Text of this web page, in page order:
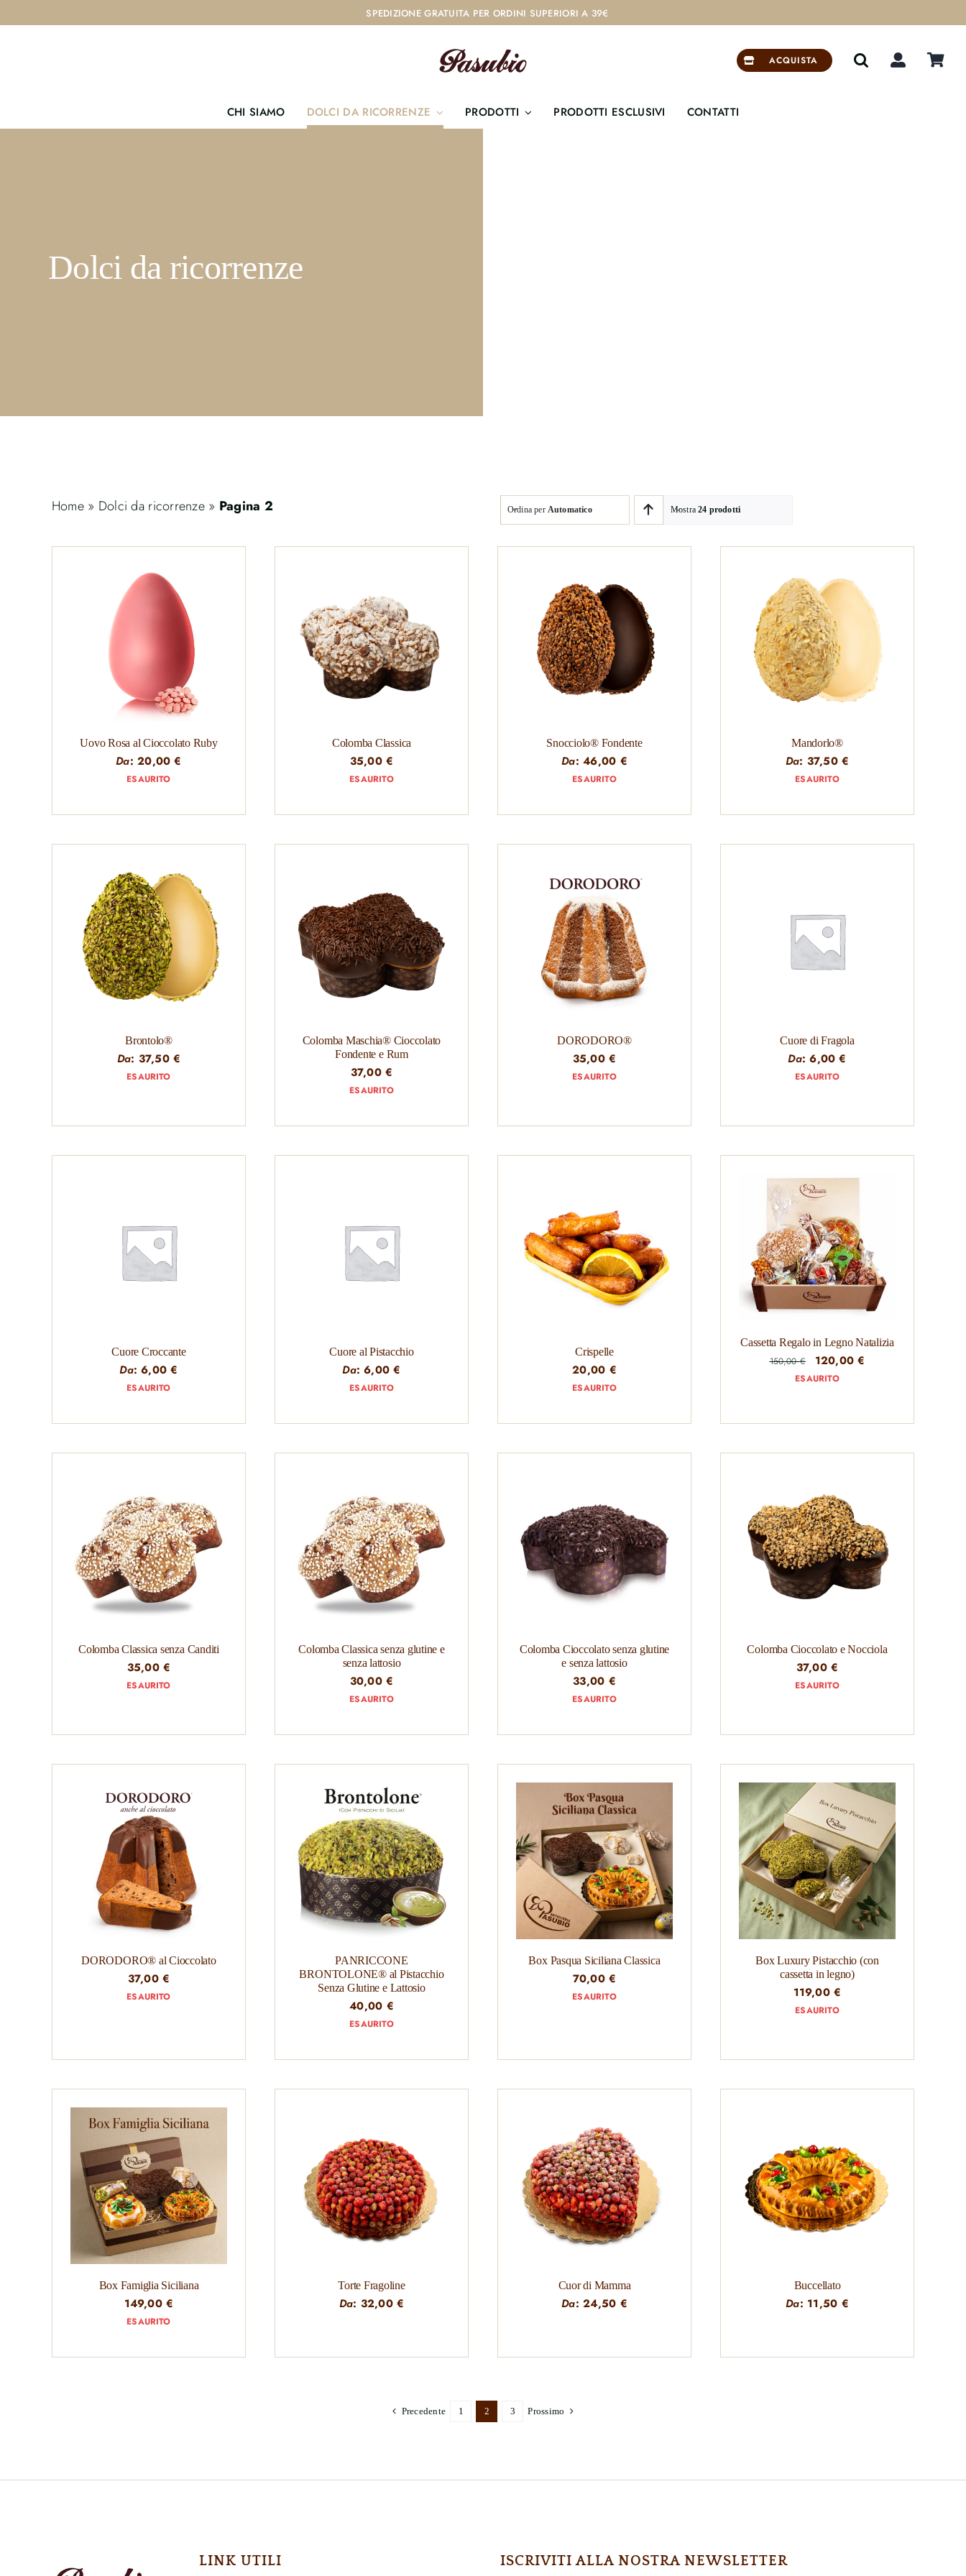
SPEDIZIONE GRATUITA PER ORDINI SUPERIORI A 39€
ACQUISTA
CHI SIAMO DOLCI DA RICORRENZE PRODOTTI PRODOTTI ESCLUSIVI CONTATTI
Dolci da ricorrenze
Home » Dolci da ricorrenze » Pagina 2 Ordina per Automatico Mostra24 prodotti
Uovo Rosa al Cioccolato Ruby
Da:20,00€
ESAURITO
Colomba Classica
35,00€
ESAURITO
Snocciolo® Fondente
Da:46,00 €
ESAURITO
Mandorlo®
Da: 37,50€
ESAURITO
Brontolo®
Da: 37,50 €
ESAURITO
Colomba Maschia® Cioccolato
Fondente e Rum
37,00€
ESAURITO
DORODORO®
35,00€
ESAURITO
Cuore di Fragola
Da:6,00€
ESAURITO
Cuore Croccante
Da:6,00€
ESAURITO
Cuore al Pistacchio
Da:6,00€
ESAURITO
Crispelle
20,00 €
ESAURITO
Cassetta Regalo in Legno Natalizia
150,00€
Il
prezzo
150,00 €.
120,00€
120,00 €.
ESAURITO
Colomba Classica senza Canditi
35,00€
ESAURITO
Colomba Classica senza glutine e
senza lattosio
30,00€
ESAURITO
Colomba Cioccolato senza glutine
e senza lattosio
33,00 €
ESAURITO
Colomba Cioccolato e Nocciola
37,00€
ESAURITO
DORODORO® al Cioccolato
37,00€
ESAURITO
PANRICCONE
BRONTOLONE® al Pistacchio
Senza Glutine e Lattosio
40,00 €
ESAURITO
Box Pasqua Siciliana Classica
70,00€
ESAURITO
Box Luxury Pistacchio (con
cassetta in legno)
119,00€
ESAURITO
Box Famiglia Siciliana
149,00€
ESAURITO
Torte Fragoline
Da: 32,00 €
Cuor di Mamma
Da:24,50 €
Buccellato
Da: 11,50 €
Precedente 1 2 3 Prossimo
LINK UTILI ISCRIVITI ALLA NOSTRA NEWSLETTER